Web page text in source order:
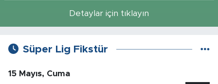
Detaylar için tıklayın
Süper Lig Fikstür
15 Mayıs, Cuma